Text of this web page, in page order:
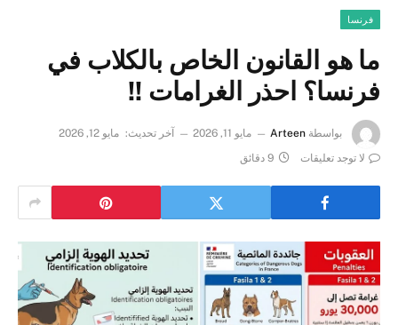
فرنسا
ما هو القانون الخاص بالكلاب في
فرنسا؟ احذر الغرامات !!
بواسطة Arteen مايو 11, 2026 آخر تحديث: مايو 12, 2026
لا توجد تعليقات
9 دقائق